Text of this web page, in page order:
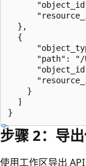
  },
  {
"path":
    }
  ]
步骤 2：导
使用工作区导出 API